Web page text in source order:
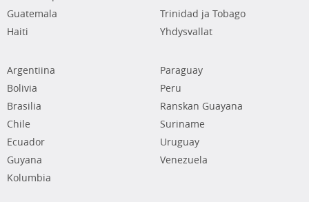
Guatemala
Haiti
Trinidad ja Tobago
Yhdysvallat
Argentiina
Bolivia
Brasilia
Chile
Ecuador
Guyana
Kolumbia
Paraguay
Peru
Ranskan Guayana
Suriname
Uruguay
Venezuela